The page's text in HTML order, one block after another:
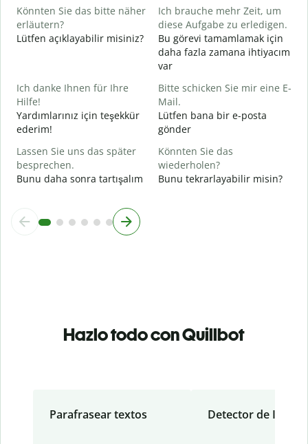
Könnten Sie das bitte näher
erläutern?
Lütfen açıklayabilir misiniz?
Ich brauche mehr Zeit, um
diese Aufgabe zu erledigen.
Bu görevi tamamlamak için
daha fazla zamana ihtiyacım
var
Ich danke Ihnen für Ihre
Hilfe!
Yardımlarınız için teşekkür
ederim!
Bitte schicken Sie mir eine E-
Mail.
Lütfen bana bir e-posta
gönder
Lassen Sie uns das später
besprechen.
Bunu daha sonra tartışalım
Könnten Sie das
wiederholen?
Bunu tekrarlayabilir misin?
Hazlo todo con Quillbot
Parafrasear textos Detector de IA